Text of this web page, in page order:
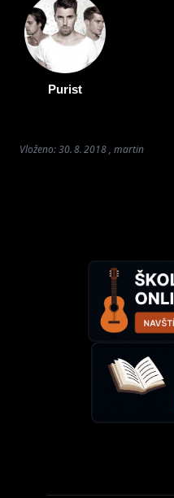
Purist
Vloženo: 30. 8. 2018 , martin